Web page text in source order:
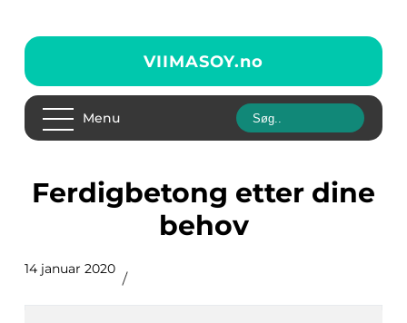
VIIMASOY.no
Menu
Ferdigbetong etter dine
behov
14 januar 2020